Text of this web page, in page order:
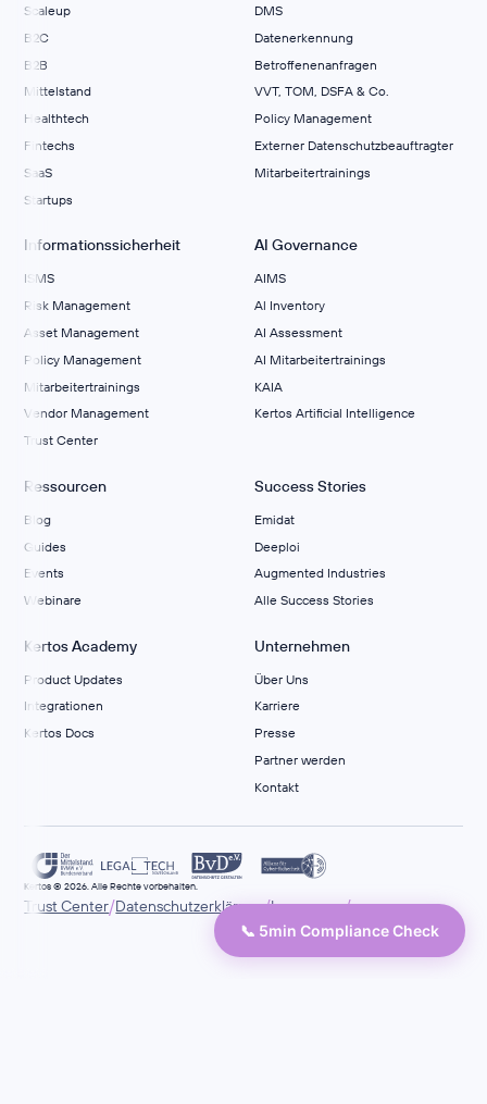
Scaleup
B2C
B2B
Mittelstand
Healthtech
Fintechs
SaaS
Startups
DMS
Datenerkennung
Betroffenenanfragen
VVT, TOM, DSFA & Co.
Policy Management
Externer Datenschutzbeauftragter
Mitarbeitertrainings
Informationssicherheit
ISMS
Risk Management
Asset Management
Policy Management
Mitarbeitertrainings
Vendor Management
Trust Center
AI Governance
AIMS
Al Inventory
AI Assessment
AI Mitarbeitertrainings
KAIA
Kertos Artificial Intelligence
Ressourcen
Blog
Guides
Events
Webinare
Success Stories
Emidat
Deeploi
Augmented Industries
Alle Success Stories
Kertos Academy
Product Updates
Integrationen
Kertos Docs
Unternehmen
Über Uns
Karriere
Presse
Partner werden
Kontakt
Kertos © 2026. Alle Rechte vorbehalten.
Trust Center/Datenschutzerklärung/Impressum/
📞 5min Compliance Check